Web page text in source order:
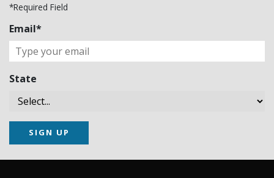
*Required Field
Email*
State
SIGN UP